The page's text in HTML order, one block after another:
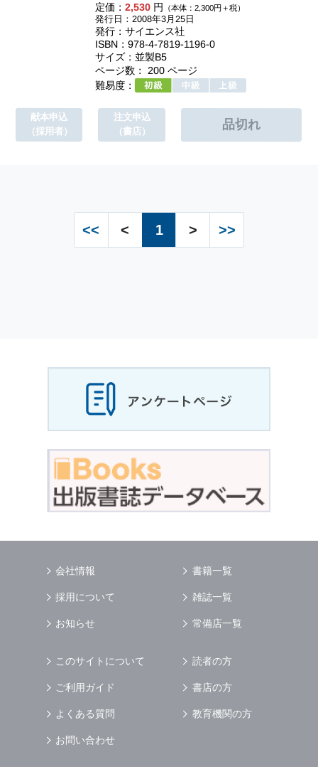
定価：2,530 円 （本体：2,300円＋税）
発行日：2008年3月25日
発行：サイエンス社
ISBN：978-4-7819-1196-0
サイズ：並製B5
ページ数： 200 ページ
難易度：
献本申込
（採用者）
注文申込
（書店）
<< < 1 > >>
会社情報
採用について
お知らせ
書籍一覧
雑誌一覧
常備店一覧
このサイトについて
ご利用ガイド
よくある質問
お問い合わせ
読者の方
書店の方
教育機関の方